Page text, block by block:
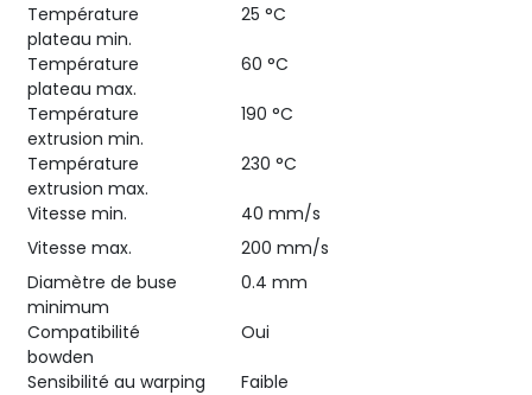
Température
plateau min.
25 °C
Température
plateau max.
60 °C
Température
extrusion min.
190 °C
Température
extrusion max.
230 °C
Vitesse min.
40 mm/s
Vitesse max.
200 mm/s
Diamètre de buse
minimum
0.4 mm
Compatibilité
bowden
Oui
Sensibilité au warping
Faible